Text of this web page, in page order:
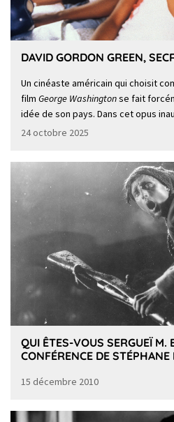
DAVID GORDON GREEN,
Un cinéaste américain qui choisit
film George Washingtonse fait
idée de son pays. Dans cet opus
24 octobre 2025
QUI ÊTES-VOUS SERGUEÏ M.
CONFÉRENCE DE STÉPHANE
15 décembre 2010